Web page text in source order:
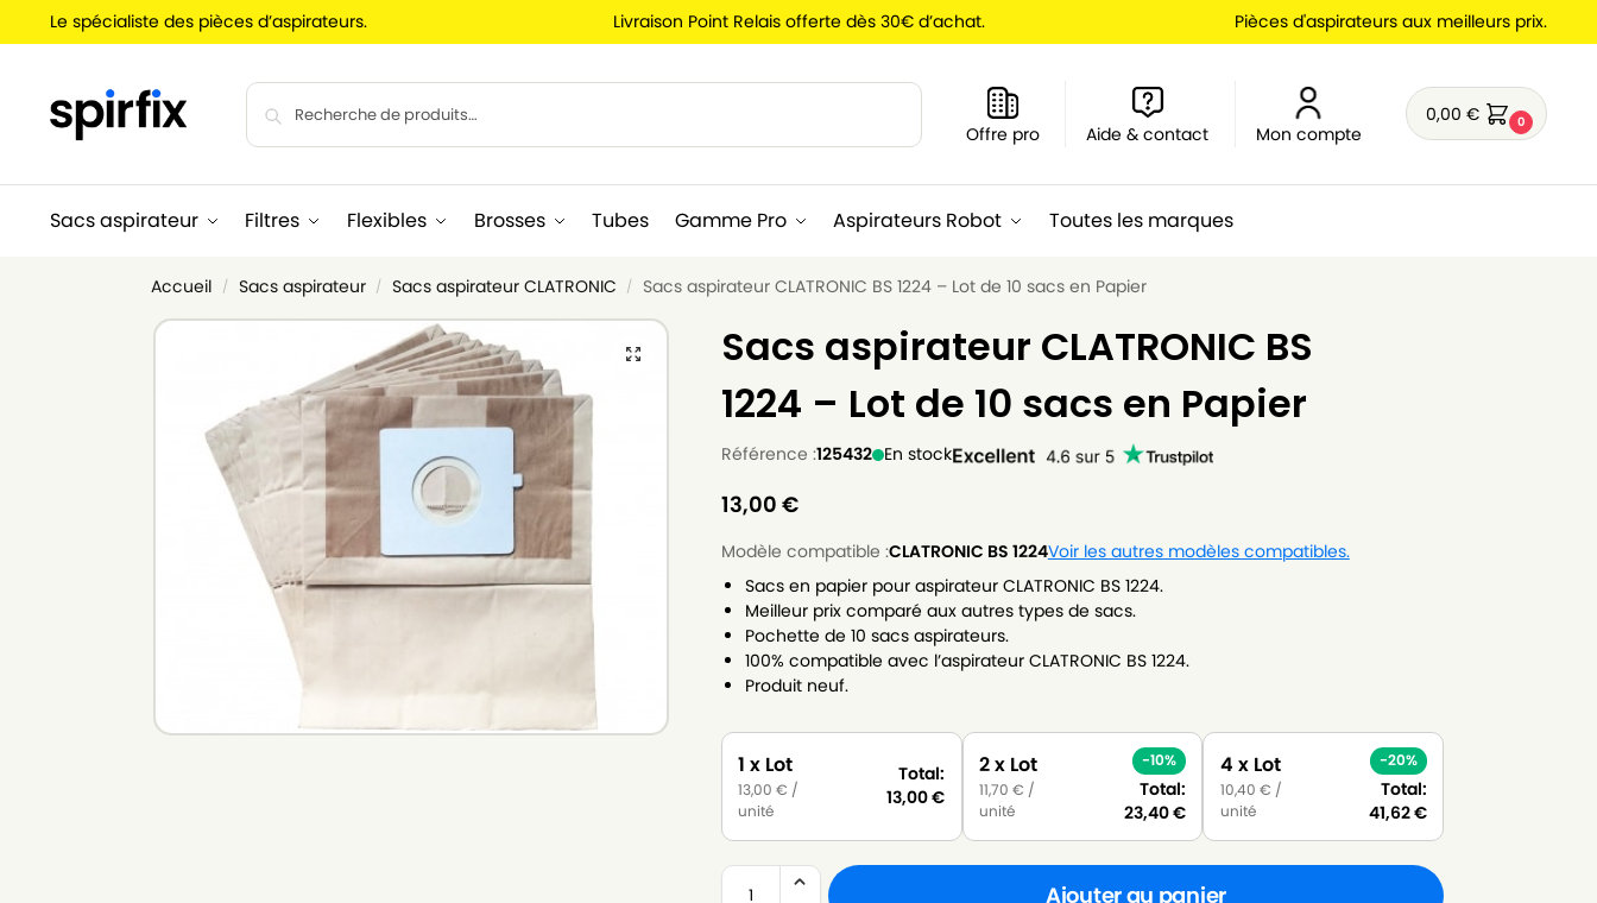
Le spécialiste des pièces d’aspirateurs. Livraison Point Relais offerte dès 30€ d’achat. Pièces d'aspirateurs aux meilleurs prix.
Offre pro Aide & contact Mon compte
0,00€ 0
Sacs aspirateur Filtres Flexibles Brosses Tubes Gamme Pro Aspirateurs Robot Toutes les marques
Accueil / Sacs aspirateur / Sacs aspirateur CLATRONIC / Sacs aspirateur CLATRONIC BS 1224 – Lot de 10 sacs en Papier
Sacs aspirateur CLATRONIC BS
1224 – Lot de 10 sacs en Papier
Référence :125432 En stock
13,00 €
Modèle compatible :CLATRONIC BS 1224Voir les autres modèles compatibles.
Sacs en papier pour aspirateur CLATRONIC BS 1224.
Meilleur prix comparé aux autres types de sacs.
Pochette de 10 sacs aspirateurs.
100% compatible avec l’aspirateur CLATRONIC BS 1224.
Produit neuf.
1 x Lot
13,00€ /
unité
Total:
13,00€
2 x Lot
11,70€ /
unité
-10%
Total:
23,40€
4 x Lot
10,40 € /
unité
-20%
Total:
41,62€
Ajouter au panier